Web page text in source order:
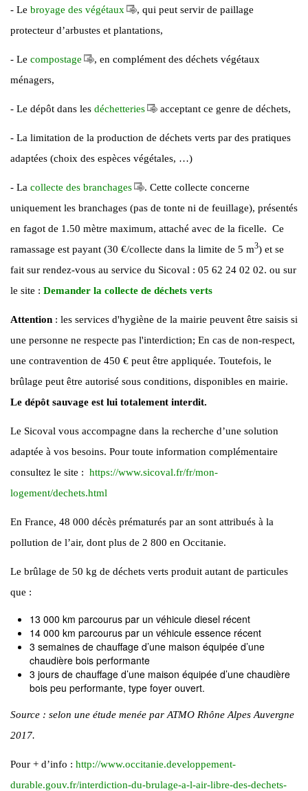
- Le broyage des végétaux
, qui peut servir de paillage
protecteur d’arbustes et plantations,
- Le compostage
, en complément des déchets végétaux
ménagers,
- Le dépôt dans les déchetteries acceptant ce genre de déchets,
- La limitation de la production de déchets verts par des pratiques
adaptées (choix des espèces végétales, …)
- La collecte des branchages
. Cette collecte concerne
uniquement les branchages (pas de tonte ni de feuillage), présentés
en fagot de 1.50 mètre maximum, attaché avec de la ficelle. Ce
ramassage est payant (30 €/collecte dans la limite de 5 m3) et se
fait sur rendez-vous au service du Sicoval : 05 62 24 02 02. ou sur
le site : Demander la collecte de déchets verts
Attention : les services d'hygiène de la mairie peuvent être saisis si
une personne ne respecte pas l'interdiction; En cas de non-respect,
une contravention de 450 € peut être appliquée. Toutefois, le
brûlage peut être autorisé sous conditions, disponibles en mairie.
Le dépôt sauvage est lui totalement interdit.
Le Sicoval vous accompagne dans la recherche d’une solution
adaptée à vos besoins. Pour toute information complémentaire
consultez le site : https://www.sicoval.fr/fr/mon-
logement/dechets.html
En France, 48 000 décès prématurés par an sont attribués à la
pollution de l’air, dont plus de 2 800 en Occitanie.
Le brûlage de 50 kg de déchets verts produit autant de particules
que :
13 000 km parcourus par un véhicule diesel récent
14 000 km parcourus par un véhicule essence récent
3 semaines de chauffage d’une maison équipée d’une
chaudière bois performante
3 jours de chauffage d’une maison équipée d’une chaudière
bois peu performante, type foyer ouvert.
Source : selon une étude menée par ATMO Rhône Alpes Auvergne
2017.
Pour + d’info : http://www.occitanie.developpement-
durable.gouv.fr/interdiction-du-brulage-a-l-air-libre-des-dechets-